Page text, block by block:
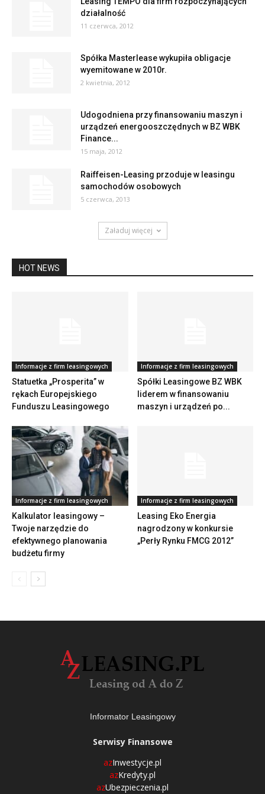
działalność
11 czerwca, 2012
Spółka Masterlease wykupiła obligacje
wyemitowane w 2010r.
2 kwietnia, 2012
Udogodniena przy finansowaniu maszyn i
urządzeń energooszczędnych w BZ WBK
Finance...
15 maja, 2012
Raiffeisen-Leasing przoduje w leasingu
samochodów osobowych
5 czerwca, 2013
Załaduj więcej
HOT NEWS
Informacje z firm leasingowych
Statuetka „Prosperita” w
rękach Europejskiego
Funduszu Leasingowego
Informacje z firm leasingowych
Spółki Leasingowe BZ WBK
liderem w finansowaniu
maszyn i urządzeń po...
Informacje z firm leasingowych
Kalkulator leasingowy –
Twoje narzędzie do
efektywnego planowania
budżetu firmy
Informacje z firm leasingowych
Leasing Eko Energia
nagrodzony w konkursie
„Perły Rynku FMCG 2012”
Informator Leasingowy
Serwisy Finansowe
azInwestycje.pl
azKredyty.pl
azUbezpieczenia.pl